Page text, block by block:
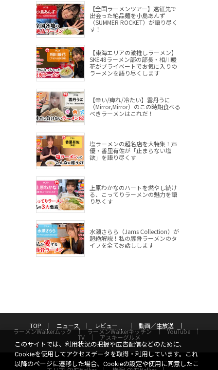
【全国ラーメンツアー】遠征先で
出会った絶品麺を小島あんず
（SUMMER ROCKET）が語り尽く
す！
【東海エリアの激推しラーメン】
SKE48ラーメン部の部長・相川暖
花がプライベートでお気に入りの
ラーメンを語り尽くします
【辛い/痺れ/冷たい】雲丹うに
（Mirror,Mirror）のこの時期食べる
べきラーメンはこれだ！
塩ラーメンの超名店を大特集！声
優・香里有佐が「止まらない塩
欲」を語り尽くす
上原わかなのハートを燃やし続け
る、こってりラーメンの魅力を語
り尽くす
水瀬さらら（Jams Collection）が
超絶解説！私の豚骨ラーメンのタ
イプを全てお話しします
TOP ニュース レビュー 動画／生放送
ラーメンWalkerムック ラーメンWalkerキッチン YouTube
TV アスキーグルメ
このサイトでは、利用状況の把握や広告配信などのために、
Cookieを使用してアクセスデータを取得・利用しています。これ
以降のページに遷移した場合、Cookieの設定や使用に同意したこ